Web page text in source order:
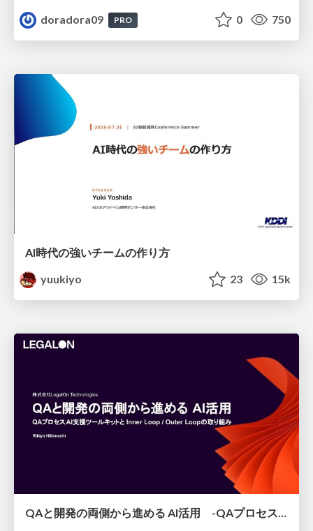
doradora09
PRO 0 750
AI時代の強いチームの作り方
yuukiyo
23 15k